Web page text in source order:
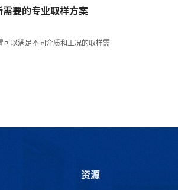
要的专业取样方案
可以满足不同介质和工况的取样需
资源